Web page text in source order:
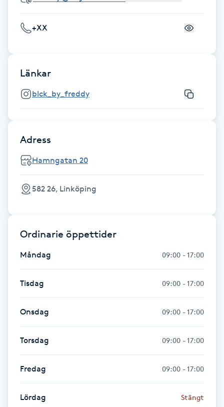
Fransborttagning
Fransfärgning
Fransförlängning Megavolym
Fransk manikyr
Fransrengöring
Frekvensterapi
Friskvård
Friskvårdsmassage
Frisör
Funktionsanalys
+XX
Länkar
blck_by_freddy
Adress
Hamngatan 20
582 26, Linköping
Ordinarie öppettider
Måndag 09:00 - 17:00
Tisdag 09:00 - 17:00
Onsdag 09:00 - 17:00
Torsdag 09:00 - 17:00
Fredag 09:00 - 17:00
Lördag Stängt